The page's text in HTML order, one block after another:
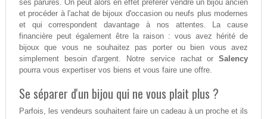
ses parures. On peut alors en effet préférer vendre un bijou ancien
et procéder à l'achat de bijoux d'occasion ou neufs plus modernes
et qui correspondent davantage à nos attentes. La cause
financière peut également être la raison : vous avez hérité de
bijoux que vous ne souhaitez pas porter ou bien vous avez
simplement besoin d'argent. Notre service rachat orSalency
pourra vous expertiser vos biens et vous faire une offre.
Se séparer d'un bijou qui ne vous plait plus ?
Parfois, les vendeurs souhaitent faire un cadeau à un proche et ils